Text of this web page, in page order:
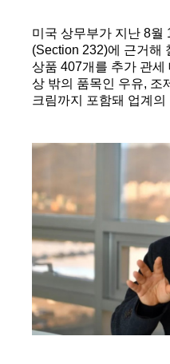
미국 상무부가 지난 8월
(Section 232)에 근거해
상품 407개를 추가 관세
상 밖의 품목인 우유, 조
크림까지 포함돼 업계